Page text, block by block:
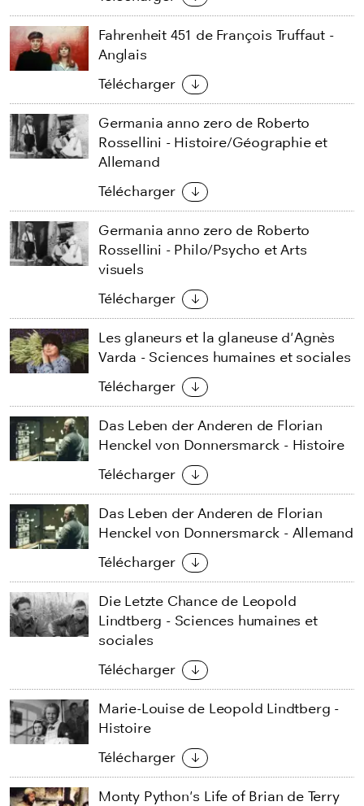
Fahrenheit 451 de François Truffaut -
Anglais
Télécharger
Germania anno zero de Roberto
Rossellini - Histoire/Géographie et
Allemand
Télécharger
Germania anno zero de Roberto
Rossellini - Philo/Psycho et Arts
visuels
Télécharger
Les glaneurs et la glaneuse d'Agnès
Varda - Sciences humaines et sociales
Télécharger
Das Leben der Anderen de Florian
Henckel von Donnersmarck - Histoire
Télécharger
Das Leben der Anderen de Florian
Henckel von Donnersmarck - Allemand
Télécharger
Die Letzte Chance de Leopold
Lindtberg - Sciences humaines et
sociales
Télécharger
Marie-Louise de Leopold Lindtberg -
Histoire
Télécharger
Monty Python's Life of Brian de Terry